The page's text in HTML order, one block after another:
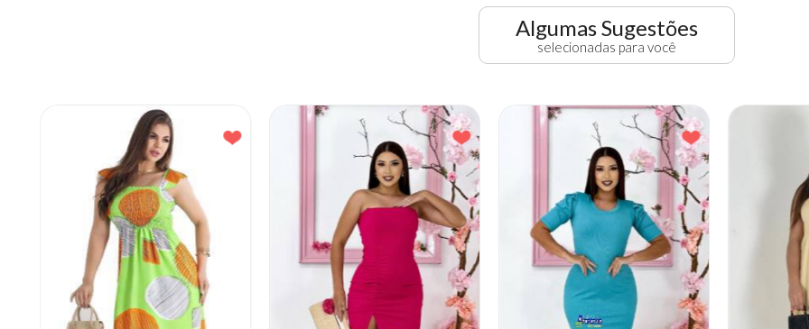
Algumas Sugestões
selecionadas para você